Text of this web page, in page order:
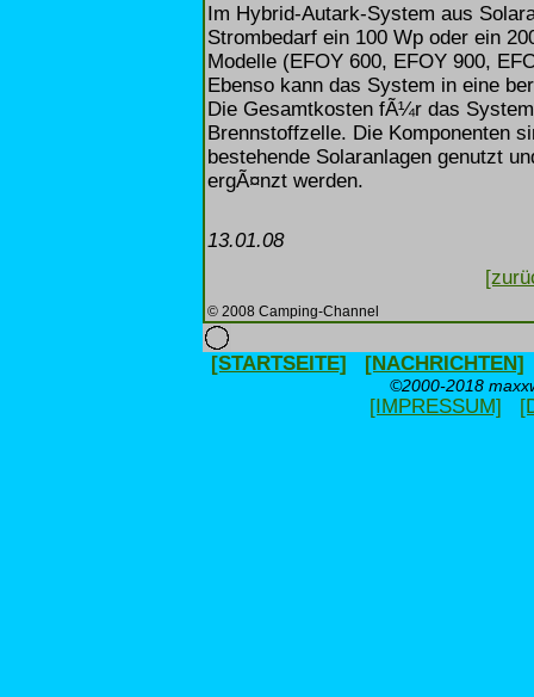
Im Hybrid-Autark-System aus
Strombedarf ein 100 Wp oder ein
Modelle (EFOY 600, EFOY 900,
Ebenso kann das System in eine
Die Gesamtkosten fÃ¼r das
Brennstoffzelle. Die Komponenten
bestehende Solaranlagen genutzt
ergÃ¤nzt werden.
13.01.08
© 2008 Camping-Channel
[STARTSEITE] [NACHRICHTEN]
©2000-2018
[IMPRESSUM]